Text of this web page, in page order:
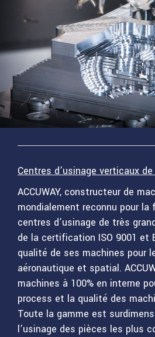
Centres d’usinage verticaux
ACCUWAY, constructeur de
mondialement reconnu pour
centres d’usinage de très
de la certification ISO 9001 et
qualité de ses machines pour
aéronautique et spatial.
machines à 100% en interne
process et la qualité des
Toute la gamme est
l’usinage des pièces les plus